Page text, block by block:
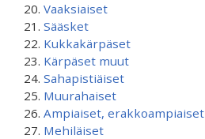
Vaaksiaiset
Sääsket
Kukkakärpäset
Kärpäset muut
Sahapistiäiset
Muurahaiset
Ampiaiset, erakkoampiaiset
Mehiläiset